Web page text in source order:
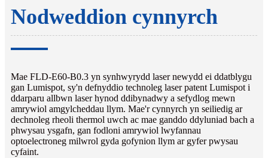
Nodweddion cynnyrch
Mae FLD-E60-B0.3 yn synhwyrydd laser newydd ei ddatblygu
gan Lumispot, sy'n defnyddio technoleg laser patent Lumispot i
ddarparu allbwn laser hynod ddibynadwy a sefydlog mewn
amrywiol amgylcheddau llym. Mae'r cynnyrch yn seiliedig ar
dechnoleg rheoli thermol uwch ac mae ganddo ddyluniad bach a
phwysau ysgafn, gan fodloni amrywiol lwyfannau
optoelectroneg milwrol gyda gofynion llym ar gyfer pwysau
cyfaint.